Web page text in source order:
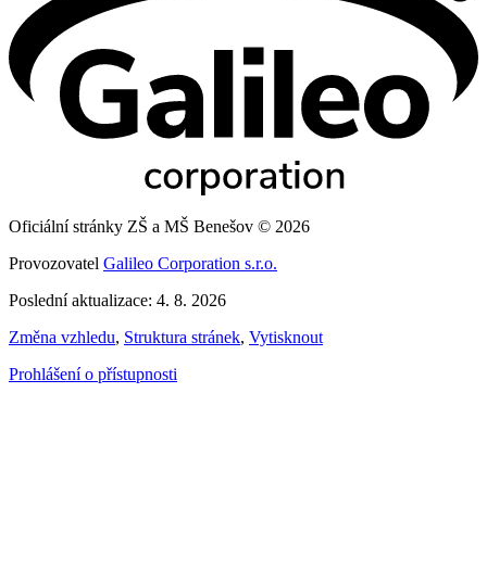
Oficiální stránky ZŠ a MŠ Benešov © 2026
Provozovatel Galileo Corporation s.r.o.
Poslední aktualizace: 4. 8. 2026
Změna vzhledu, Struktura stránek, Vytisknout
Prohlášení o přístupnosti